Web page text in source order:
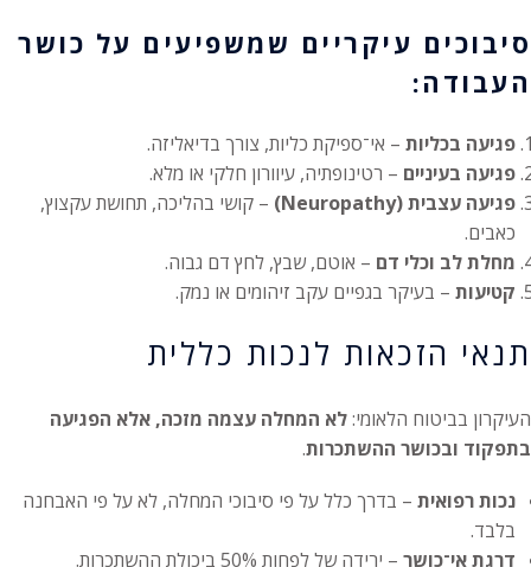
סיבוכים עיקריים שמשפיעים על כושר
העבודה:
פגיעה בכליות – אי־ספיקת כליות, צורך בדיאליזה.
פגיעה בעיניים – רטינופתיה, עיוורון חלקי או מלא.
פגיעה עצבית (Neuropathy)
– קושי בהליכה, תחושת עקצוץ,
כאבים.
מחלת לב וכלי דם – אוטם, שבץ, לחץ דם גבוה.
קטיעות – בעיקר בגפיים עקב זיהומים או נמק.
תנאי הזכאות לנכות כללית
העיקרון בביטוח הלאומי:לא המחלה עצמה מזכה, אלא הפגיעה
בתפקוד ובכושר ההשתכרות.
נכות רפואית – בדרך כלל על פי סיבוכי המחלה, לא על פי האבחנה
בלבד.
דרגת אי־כושר – ירידה של לפחות 50% ביכולת ההשתכרות.